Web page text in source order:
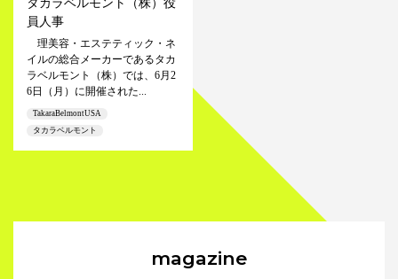
タカラベルモント（株）役
員人事
理美容・エステティック・ネ
イルの総合メーカーであるタカ
ラベルモント（株）では、6月2
6日（月）に開催された...
TakaraBelmontUSA
タカラベルモント
magazine